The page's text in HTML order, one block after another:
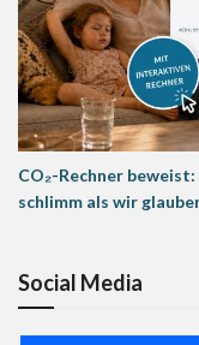
CO₂-Rechner
schlimm als wir
Social Media